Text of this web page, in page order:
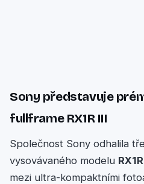
Sony představuje
fullframe RX1R III
Společnost Sony odhalila
vysovávaného modelu
mezi ultra-kompaktními